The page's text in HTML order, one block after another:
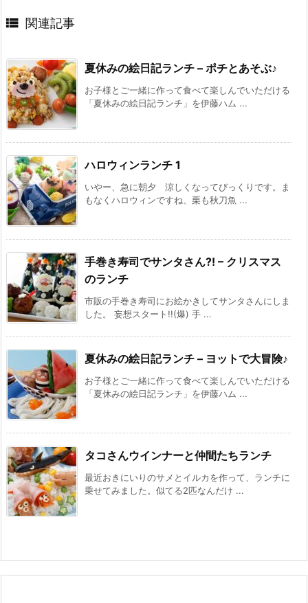
 関連記事
夏休みの絵日記ランチ – ポチとあそぶ♪
お子様とご一緒に作って食べて楽しんでいただける
「夏休みの絵日記ランチ」を伊藤ハム ...
ハロウィンランチ 1
いやー、急に朝夕 涼しくなってびっくりです。ま
もなくハロウィンですね、栗も秋刀魚 ...
手巻き寿司でサンタさん?! – クリスマス
のランチ
市販の手巻き寿司にお絵かきしてサンタさんにしま
した。 妄想スタート!!(爆) 手 ...
夏休みの絵日記ランチ – ヨットで大冒険♪
お子様とご一緒に作って食べて楽しんでいただける
「夏休みの絵日記ランチ」を伊藤ハム ...
タコさんウインナーと仲間たちランチ
最近おきにいりのサメとイルカを作って、ランチに
乗せてみました。似てる2匹なんだけ ...